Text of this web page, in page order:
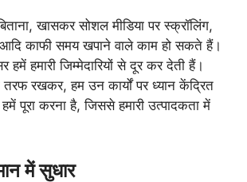
खासकर सोशल मीडिया पर स्क्रॉलिंग,
आदि काफी समय खपाने वाले काम हो सकते हैं।
हमें हमारी जिम्मेदारियों से दूर कर देती हैं।
रखकर, हम उन कार्यों पर ध्यान केंद्रित
पूरा करना है, जिससे हमारी उत्पादकता में
में सुधार